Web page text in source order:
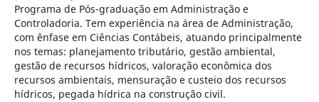
Programa de Pós-graduação em Administração e
Controladoria. Tem experiência na área de Administração,
com ênfase em Ciências Contábeis, atuando principalmente
nos temas: planejamento tributário, gestão ambiental,
gestão de recursos hídricos, valoração econômica dos
recursos ambientais, mensuração e custeio dos recursos
hídricos, pegada hídrica na construção civil.